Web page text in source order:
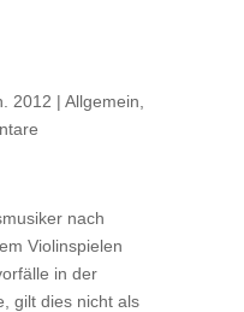
2012 | Allgemein
nach
Violinspielen
in der
gilt dies nicht als